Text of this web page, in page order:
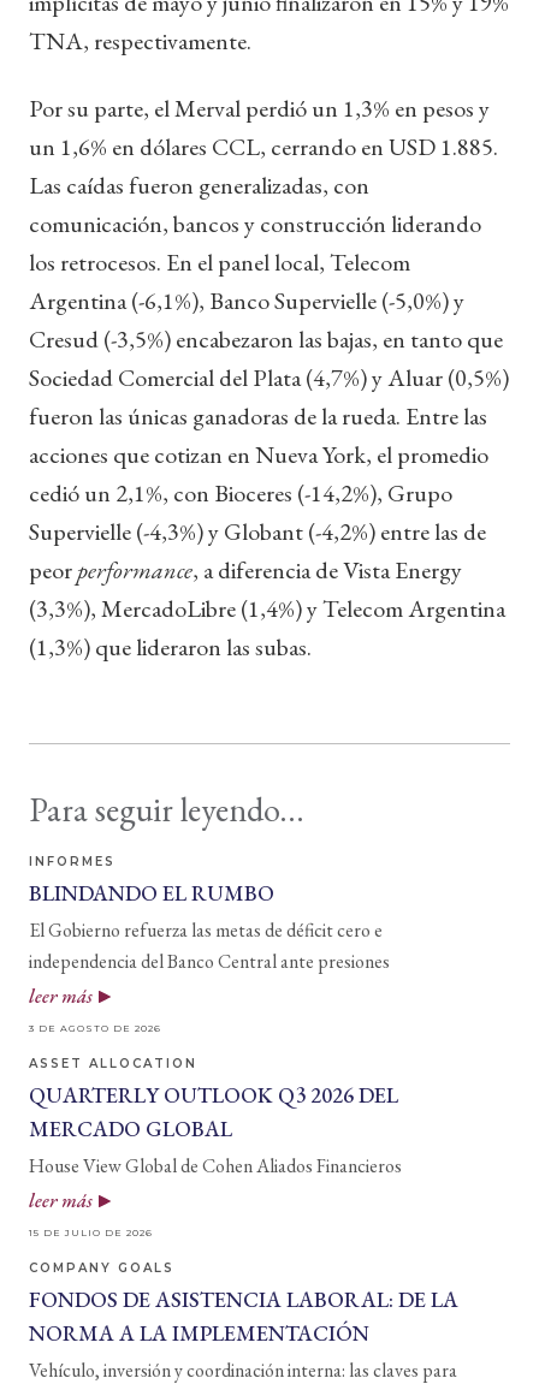
TNA, respectivamente.
Por su parte, el Merval perdió un 1,3% en pesos y
un 1,6% en dólares CCL, cerrando en USD 1.885.
Las caídas fueron generalizadas, con
comunicación, bancos y construcción liderando
los retrocesos. En el panel local, Telecom
Argentina (-6,1%), Banco Supervielle (-5,0%) y
Cresud (-3,5%) encabezaron las bajas, en tanto que
Sociedad Comercial del Plata (4,7%) y Aluar (0,5%)
fueron las únicas ganadoras de la rueda. Entre las
acciones que cotizan en Nueva York, el promedio
cedió un 2,1%, con Bioceres (-14,2%), Grupo
Supervielle (-4,3%) y Globant (-4,2%) entre las de
peorperformance, a diferencia de Vista Energy
(3,3%), MercadoLibre (1,4%) y Telecom Argentina
(1,3%) que lideraron las subas.
Para seguir leyendo...
INFORMES
BLINDANDO EL RUMBO
El Gobierno refuerza las metas de déficit cero e
independencia del Banco Central ante presiones
leer más
3 DE AGOSTO DE 2026
ASSET ALLOCATION
QUARTERLY OUTLOOK Q3 2026 DEL
MERCADO GLOBAL
House View Global de Cohen Aliados Financieros
leer más
15 DE JULIO DE 2026
COMPANY GOALS
FONDOS DE ASISTENCIA LABORAL: DE LA
NORMA A LA IMPLEMENTACIÓN
Vehículo, inversión y coordinación interna: las claves para